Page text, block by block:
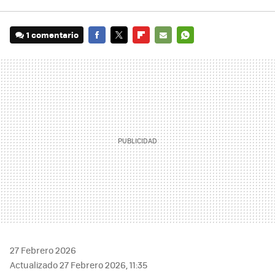
1 comentario
MAIL
27 Febrero 2026
Actualizado 27 Febrero 2026, 11:35